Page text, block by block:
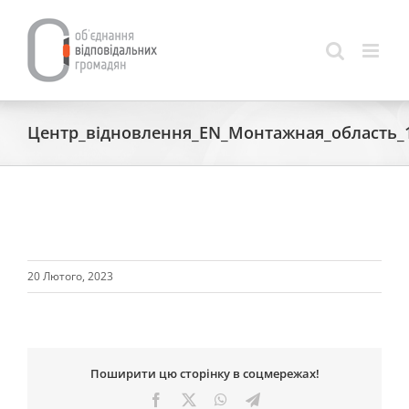
content
20 Лютого, 2023
Поширити цю сторінку в соцмережах!
Facebook WhatsAppTelegram